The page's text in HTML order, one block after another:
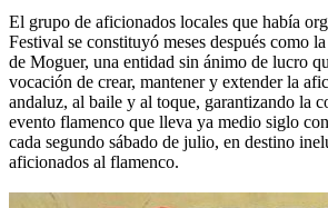
El grupo de aficionados locales que había
Festival se constituyó meses después como
de Moguer, una entidad sin ánimo de lucro
vocación de crear, mantener y extender la
andaluz, al baile y al toque, garantizando la
evento flamenco que lleva ya medio siglo
cada segundo sábado de julio, en destino
aficionados al flamenco.